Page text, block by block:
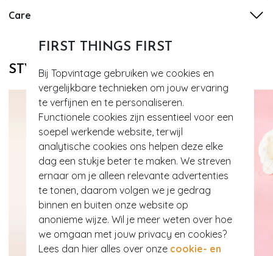
FIRST THINGS FIRST
Bij Topvintage gebruiken we cookies en
vergelijkbare technieken om jouw ervaring
te verfijnen en te personaliseren.
Functionele cookies zijn essentieel voor een
soepel werkende website, terwijl
analytische cookies ons helpen deze elke
dag een stukje beter te maken. We streven
ernaar om je alleen relevante advertenties
te tonen, daarom volgen we je gedrag
binnen en buiten onze website op
anonieme wijze. Wil je meer weten over hoe
we omgaan met jouw privacy en cookies?
Lees dan hier alles over onze cookie- en
Care
STYLE DIT MET
- 50%